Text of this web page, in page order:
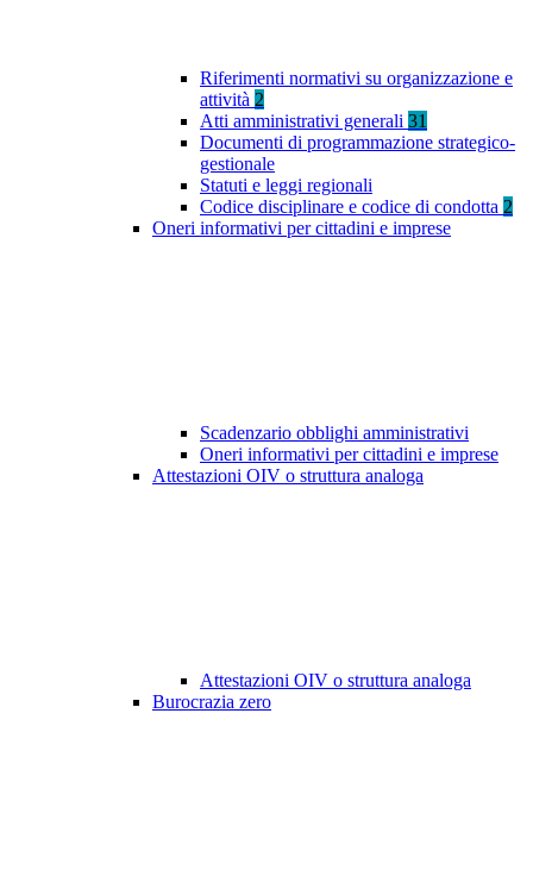
Riferimenti normativi su organizzazione e
attività 2
Atti amministrativi generali 31
Documenti di programmazione strategico-
gestionale
Statuti e leggi regionali
Codice disciplinare e codice di condotta 2
Oneri informativi per cittadini e imprese
Scadenzario obblighi amministrativi
Oneri informativi per cittadini e imprese
Attestazioni OIV o struttura analoga
Attestazioni OIV o struttura analoga
Burocrazia zero